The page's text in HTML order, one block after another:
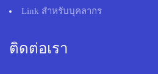
Link สำหรับบุคลากร
ติดต่อเรา